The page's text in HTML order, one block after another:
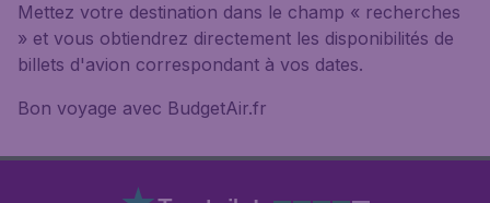
Mettez votre destination dans le champ « recherches
» et vous obtiendrez directement les disponibilités de
billets d'avion correspondant à vos dates.
Bon voyage avec BudgetAir.fr